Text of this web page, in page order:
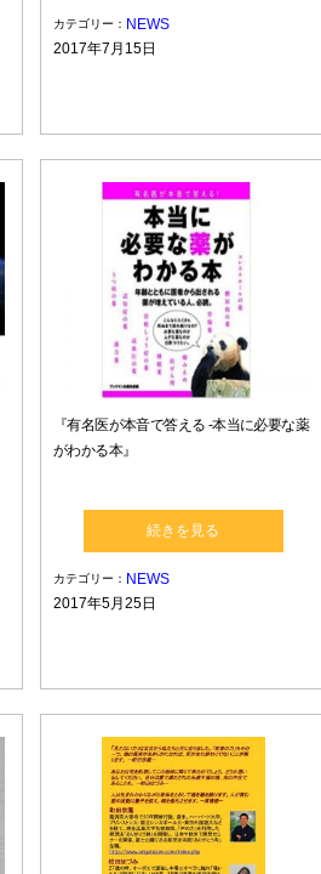
カテゴリー： NEWS
2017年7月15日
『有名医が本音で答える -本当に必要な薬
がわかる本』
続きを見る
カテゴリー： NEWS
2017年5月25日